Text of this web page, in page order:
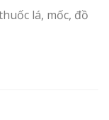
lá, mốc, đồ